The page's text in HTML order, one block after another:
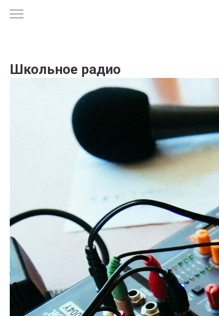
Школьное радио